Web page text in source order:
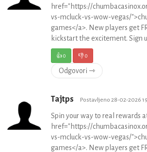
href="https://
vs-mcluck-vs-wow-vegas/
games</a>. New players get
kickstart the excitement. Sign
👍0 👎0
Odgovori ⇾
Tajtps Postavljeno 28-02-2026
Spin your way to real rewards
href="https://
vs-mcluck-vs-wow-vegas/
games</a>. New players get